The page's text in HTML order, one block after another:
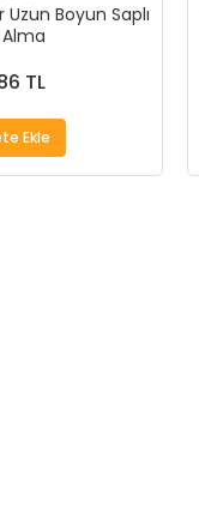
Boyun Saplı
TL
Ekle